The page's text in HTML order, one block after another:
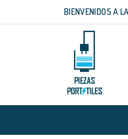
contenido
BIENVENIDOS A